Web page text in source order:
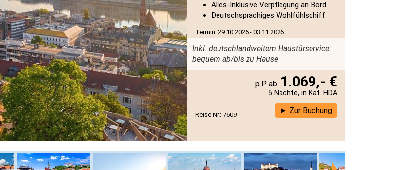
Alles-Inklusive Verpflegung an Bord
Deutschsprachiges Wohlfühlschiff
Termin: 29.10.2026 - 03.11.2026
Inkl. deutschlandweitem Haustürservice:
bequem ab/bis zu Hause
1.069,- €
5 Nächte, in Kat. HDA
Reise Nr.: 7609 Zur Buchung